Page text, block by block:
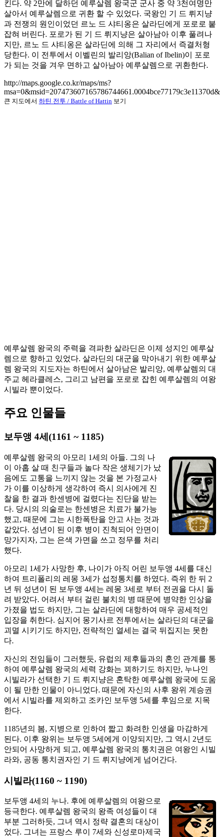
킨다. 약 2만에 달하던 예루살렘 왕국군 군사 중 약 3천여명만
살아서 예루살렘으로 귀환 할 수 있었다. 국왕인 기 드 뤼지냥
과 전쟁의 원인이었던 르노 드 샤티옹은 살라딘에게 포로로 붙
잡혀 버린다. 포로가 된 기 드 뤼지냥은 살아남아 이후 풀려나
지만, 르노 드 샤티옹은 살라딘에 의해 그 자리에서 즉결처형
당한다. 이 전투에서 이벨린의 발리앙(Balian of Ibelin)이 포로
가 되는 것을 겨우 면하고 살아남아 예루살렘으로 귀환한다.
http://maps.google.co.kr/maps/ms?
큰 지도에서 하틴 전투 / Battle of Hattin 보기
예루살렘 왕국의 주력을 격파한 살라딘은 이제 성지인 예루살
렘으로 향하고 있었다. 살라딘의 대군을 막아내기 위한 예루살
렘 왕국의 지도자는 하틴에서 살아남은 발리앙, 예루살렘의 대
주교 헤라클레스, 그리고 남편을 포로로 잡힌 예루살렘의 여왕
시빌라 뿐이었다.
주요 인물들
보두앵 4세(1161 ~ 1185)
예루살렘 왕국의 아모리 1세의 아들. 그의 나
이 아홉 살 때 친구들과 놀다 작은 생체기가 났
음에도 고통을 느끼지 않는 것을 본 가정교사
가 이를 이상하게 생각하여 즉시 의사에게 진
찰을 한 결과 한센병에 걸렸다는 진단을 받는
다. 당시의 의술로는 한센병은 치료가 불가능
했고, 때문에 그는 시한폭탄을 안고 사는 것과
같았다. 성년이 된 이후 병이 진척되어 안면이
망가지자, 그는 은색 가면을 쓰고 정무를 처리
했다.
아모리 1세가 사망한 후, 나이가 아직 어린 보두앵 4세를 대신
하여 트리폴리의 레몽 3세가 섭정통치를 하였다. 즉위 한 뒤 2
년 뒤 성년이 된 보두앵 4세는 레몽 3세로 부터 전권을 다시 돌
려 받았다. 어려서 부터 걸린 불치의 병 때문에 병약한 인상을
가졌을 법도 하지만, 그는 살라딘에 대항하여 매우 공세적인
입장을 취한다. 심지어 몽기사르 전투에서는 살라딘의 대군을
괴멸 시키기도 하지만, 전략적인 열세는 결국 뒤집지는 못한
다.
자신의 전임들이 그러했듯, 유럽의 제후들과의 혼인 관계를 통
하여 예루살렘 왕국의 세력 강화는 꾀하기도 하지만, 누나인
시빌라가 선택한 기 드 뤼지냥은 혼탁한 예루살렘 왕국에 도움
이 될 만한 인물이 아니었다. 때문에 자신의 사후 왕위 계승권
에서 시빌라를 제외하고 조카인 보두앵 5세를 후임으로 지목
한다.
1185년의 봄, 지병으로 인하여 짧고 화려한 인생을 마감하게
된다. 이후 왕위는 보두앵 5세에게 이양되지만, 그 역시 2년도
안되어 사망하게 되고, 예루살렘 왕국의 통치권은 여왕인 시빌
라와, 공동 통치권자인 기 드 뤼지냥에게 넘어간다.
시빌라(1160 ~ 1190)
보두앵 4세의 누나. 후에 예루살렘의 여왕으로
등극한다. 예루살렘 왕국의 왕족 여성들이 대
부분 그러하듯, 그녀 역시 정략 결혼의 대상이
었다. 그녀는 프랑스 루이 7세와 신성로마제국